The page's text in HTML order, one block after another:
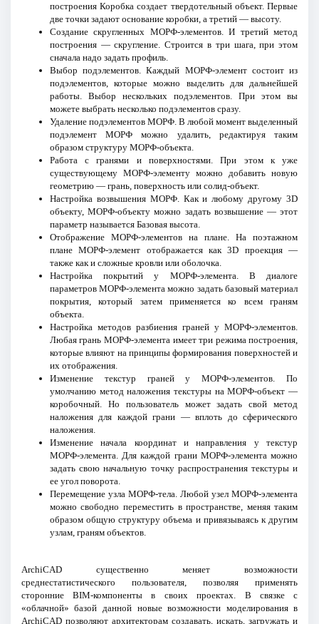
построения Коробка создает твердотельный объект. Первые
две точки задают основание коробки, а третий — высоту.
Создание скругленных МОРФ-элементов. И третий метод
построения — скругление. Строится в три шага, при этом
сначала надо задать профиль.
Выбор подэлементов. Каждый МОРФ-элемент состоит из
подэлементов, которые можно выделить для дальнейшей
работы. Выбор нескольких подэлементов. При этом вы
можете выбрать несколько подэлементов сразу.
Удаление подэлементов МОРФ. В любой момент выделенный
подэлемент МОРФ можно удалить, редактируя таким
образом структуру МОРФ-объекта.
Работа с гранями и поверхностями. При этом к уже
существующему МОРФ-элементу можно добавить новую
геометрию — грань, поверхность или солид-объект.
Настройка возвышения МОРФ. Как и любому другому 3D
объекту, МОРФ-объекту можно задать возвышение — этот
параметр называется Базовая высота.
Отображение МОРФ-элементов на плане. На поэтажном
плане МОРФ-элемент отображается как 3D проекция —
также как и сложные кровли или оболочка.
Настройка покрытий у МОРФ-элемента. В диалоге
параметров МОРФ-элемента можно задать базовый материал
покрытия, который затем применяется ко всем граням
объекта.
Настройка методов разбиения граней у МОРФ-элементов.
Любая грань МОРФ-элемента имеет три режима построения,
которые влияют на принципы формирования поверхностей и
их отображения.
Изменение текстур граней у МОРФ-элементов. По
умолчанию метод наложения текстуры на МОРФ-объект —
коробочный. Но пользователь может задать свой метод
наложения для каждой грани — вплоть до сферического
наложения.
Изменение начала координат и направления у текстур
МОРФ-элемента. Для каждой грани МОРФ-элемента можно
задать свою начальную точку распространения текстуры и
ее угол поворота.
Перемещение узла МОРФ-тела. Любой узел МОРФ-элемента
можно свободно переместить в пространстве, меняя таким
образом общую структуру объема и привязываясь к другим
узлам, граням объектов.
ArchiCAD существенно меняет возможности
среднестатистического пользователя, позволяя применять
сторонние BIM-компоненты в своих проектах. В связке с
«облачной» базой данной новые возможности моделирования в
ArchiCAD позволяют архитекторам создавать, искать, загружать и